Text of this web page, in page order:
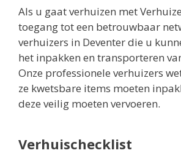
Als u gaat verhuizen met
toegang tot een betrouwbaar
verhuizers in Deventer die u
het inpakken en transporteren
Onze professionele verhuizers
ze kwetsbare items moeten
deze veilig moeten vervoeren.
Verhuischecklist